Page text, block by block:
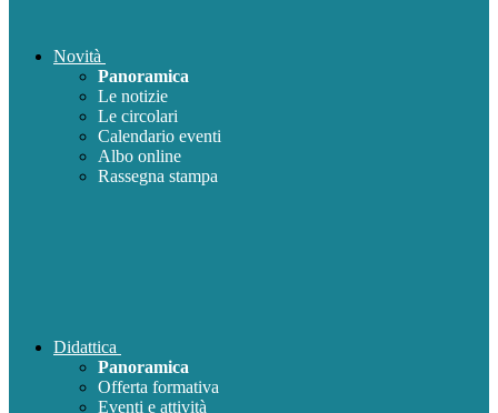
Novità
Panoramica
Le notizie
Le circolari
Calendario eventi
Albo online
Rassegna stampa
Didattica
Panoramica
Offerta formativa
Eventi e attività